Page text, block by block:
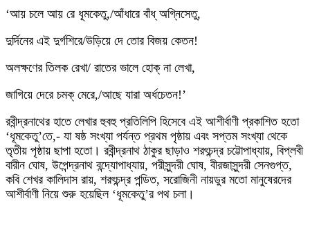
‘আয় চলে আয় রে ধূমকেতু,/আঁধারে বাঁধ্ অগ্নিসেতু,
দুর্দিনের এই দুর্গশিরে/উড়িয়ে দে তোর বিজয় কেতন!
অলক্ষণের তিলক রেখা/ রাতের ভালে হোক্ না লেখা,
জাগিয়ে দেরে চমক্ মেরে,/আছে যারা অর্ধচেতন!’
রবীন্দ্রনাথের হাতে লেখার হুবহু প্রতিলিপি হিসেবে এই আশীর্বাণী প্রকাশিত হতো
‘ধূমকেতু’তে,- যা ষষ্ঠ সংখ্যা পর্যন্ত প্রথম পৃষ্ঠায় এবং সপ্তম সংখ্যা থেকে
তৃতীয় পৃষ্ঠায় ছাপা হতো। রবীন্দ্রনাথ ঠাকুর ছাড়াও শরৎচন্দ্র চট্টোপাধ্যায়, বিপ্লবী
বারীন ঘোষ, উপেন্দ্রনাথ বন্দ্যোপাধ্যায়, পরীসুন্দরী ঘোষ, বীরজাসুন্দরী সেনগুপ্ত,
কবি শেখর কালিদাস রায়, শরৎচন্দ্র পন্ডিত, সরোজিনী নায়ডুর মতো মানুষেরদের
আশীর্বাণী নিয়ে শুরু হয়েছিল ‘ধূমকেতু’র পথ চলা।